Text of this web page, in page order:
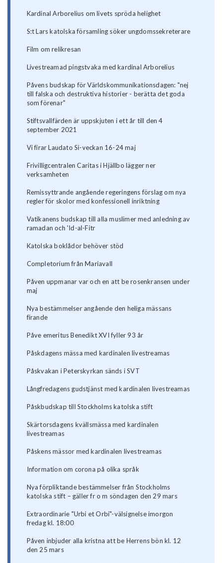
Kardinal Arborelius om livets spröda helighet
S:t Lars katolska församling söker ungdomssekreterare
Film om relikresan
Livestreamad pingstvaka med kardinal Arborelius
Påvens budskap för Världskommunikationsdagen: "nej
till falska och destruktiva historier - berätta det goda
som förenar"
Stiftsvallfärden är uppskjuten i ett år till den 4
september 2021
Vi firar Laudato Si-veckan 16-24 maj
Frivilligcentralen Caritas i Hjällbo lägger ner
verksamheten
Remissyttrande angående regeringens förslag om nya
regler för skolor med konfessionell inriktning
Vatikanens budskap till alla muslimer med anledning av
ramadan och 'Id-al-Fitr
Katolska boklådor behöver stöd
Completorium från Mariavall
Påven uppmanar var och en att be rosenkransen under
maj
Nya bestämmelser angående den heliga mässans
firande
Påve emeritus Benedikt XVI fyller 93 år
Påskdagens mässa med kardinalen livestreamas
Påskvakan i Peterskyrkan sänds i SVT
Långfredagens gudstjänst med kardinalen livestreamas
Påskbudskap till Stockholms katolska stift
Skärtorsdagens kvällsmässa med kardinalen
livestreamas
Påskens mässor med kardinalen livestreamas
Information om corona på olika språk
Nya förpliktande bestämmelser från Stockholms
katolska stift – gäller fr o m söndagen den 29 mars
Extraordinarie "Urbi et Orbi"-välsignelse imorgon
fredag kl. 18:00
Påven inbjuder alla kristna att be Herrens bön kl. 12
den 25 mars